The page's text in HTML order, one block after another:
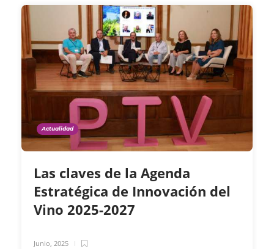
Actualidad
Las claves de la Agenda
Estratégica de Innovación del
Vino 2025-2027
Junio, 2025